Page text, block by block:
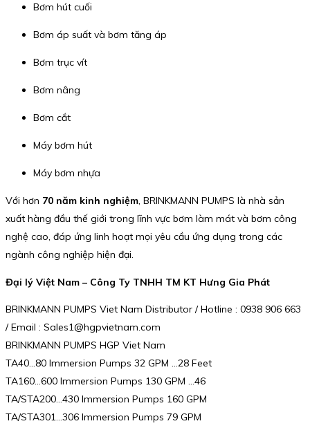
Bơm hút cuối
Bơm áp suất và bơm tăng áp
Bơm trục vít
Bơm nâng
Bơm cắt
Máy bơm hút
Máy bơm nhựa
Với hơn 70 năm kinh nghiệm, BRINKMANN PUMPS là nhà sản
xuất hàng đầu thế giới trong lĩnh vực bơm làm mát và bơm công
nghệ cao, đáp ứng linh hoạt mọi yêu cầu ứng dụng trong các
ngành công nghiệp hiện đại.
Đại lý Việt Nam – Công Ty TNHH TM KT Hưng Gia Phát
BRINKMANN PUMPS Viet Nam Distributor / Hotline : 0938 906 663
/ Email : Sales1@hgpvietnam.com
BRINKMANN PUMPS HGP Viet Nam
TA40…80 Immersion Pumps 32 GPM …28 Feet
TA160…600 Immersion Pumps 130 GPM …46
TA/STA200…430 Immersion Pumps 160 GPM
TA/STA301…306 Immersion Pumps 79 GPM